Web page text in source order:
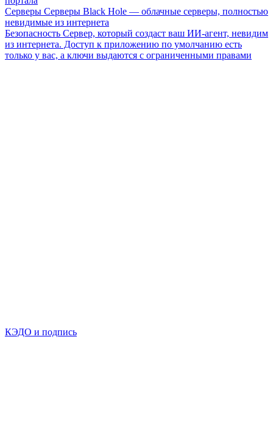
Серверы Серверы Black Hole — облачные серверы, полностью
невидимые из интернета
Безопасность Сервер, который создаст ваш ИИ-агент, невидим
из интернета. Доступ к приложению по умолчанию есть
только у вас, а ключи выдаются с ограниченными правами
КЭДО и подпись